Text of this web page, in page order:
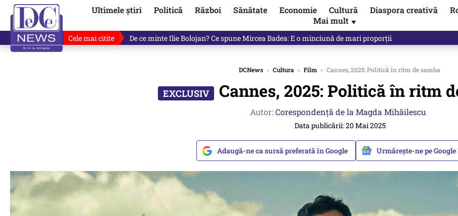
Ultimele știri Politică Război Sănătate Economie Cultură Diaspora creativă
Mai mult ▼
Cele mai citite De ce a mințit Ilie Bolojan? Victor Ponta ne dă răspunsul
DCNews › Cultura › Film › Cannes, 2025: Politică în ritm de samba
Cannes, 2025: Politică în ritm
Autor:Corespondență de la Magda Mihăilescu
Data publicării: 20 Mai 2025
Adaugă-ne ca sursă preferată în Google Urmărește-ne pe Google